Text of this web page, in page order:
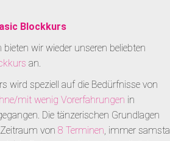
Blockkurs
wir wieder unseren beliebten
an.
wird speziell auf die Bedürfnisse von
mit wenig Vorerfahrungen in
Die tänzerischen Grundlagen
von 8 Terminen, immer